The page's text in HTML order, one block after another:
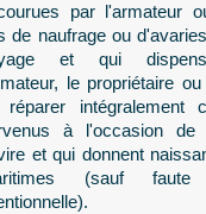
par l'armateur
de naufrage ou
et qui
le propriétaire
réparer intégralement
à l'occasion de
et qui donnent
(sauf faute